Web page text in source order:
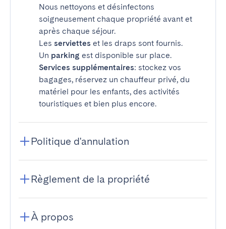
Nous nettoyons et désinfectons
soigneusement chaque propriété avant et
après chaque séjour.
Les serviettes et les draps sont fournis.
Un parking est disponible sur place.
Services supplémentaires: stockez vos
bagages, réservez un chauffeur privé, du
matériel pour les enfants, des activités
touristiques et bien plus encore.
Politique d'annulation
Règlement de la propriété
À propos